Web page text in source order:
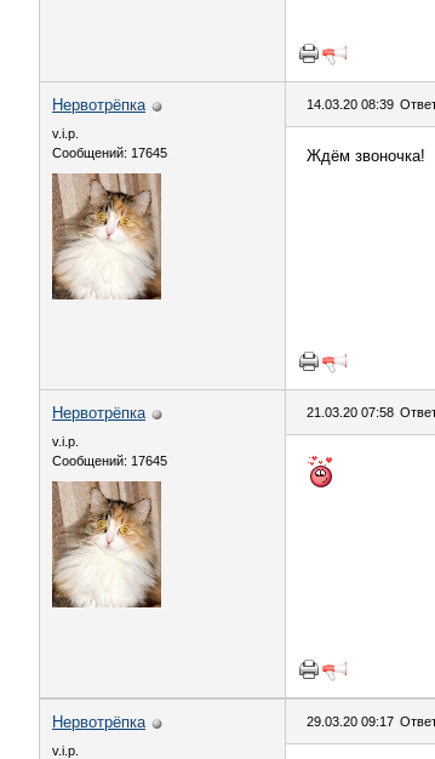
Нервотрёпка
v.i.p.
Сообщений: 17645
14.03.20 08:39
Ждём звоночка!
Нервотрёпка
v.i.p.
Сообщений: 17645
21.03.20 07:58
Нервотрёпка
v.i.p.
29.03.20 09:17